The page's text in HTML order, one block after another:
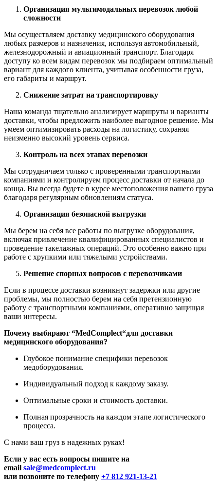
Организация мультимодальных перевозок любой
сложности
Мы осуществляем доставку медицинского оборудования
любых размеров и назначения, используя автомобильный,
железнодорожный и авиационный транспорт. Благодаря
доступу ко всем видам перевозок мы подбираем оптимальный
вариант для каждого клиента, учитывая особенности груза,
его габариты и маршрут.
Снижение затрат на транспортировку
Наша команда тщательно анализирует маршруты и варианты
доставки, чтобы предложить наиболее выгодное решение. Мы
умеем оптимизировать расходы на логистику, сохраняя
неизменно высокий уровень сервиса.
Контроль на всех этапах перевозки
Мы сотрудничаем только с проверенными транспортными
компаниями и контролируем процесс доставки от начала до
конца. Вы всегда будете в курсе местоположения вашего груза
благодаря регулярным обновлениям статуса.
Организация безопасной выгрузки
Мы берем на себя все работы по выгрузке оборудования,
включая привлечение квалифицированных специалистов и
проведение такелажных операций. Это особенно важно при
работе с хрупкими или тяжелыми устройствами.
Решение спорных вопросов с перевозчиками
Если в процессе доставки возникнут задержки или другие
проблемы, мы полностью берем на себя претензионную
работу с транспортными компаниями, оперативно защищая
ваши интересы.
Почему выбирают “MedComplect“для доставки
медицинского оборудования?
Глубокое понимание специфики перевозок
медоборудования.
Индивидуальный подход к каждому заказу.
Оптимальные сроки и стоимость доставки.
Полная прозрачность на каждом этапе логистического
процесса.
С нами ваш груз в надежных руках!
Если у вас есть вопросы пишите на
email sale@medcomplect.ru
или позвоните по телефону +7 812 921-13-21